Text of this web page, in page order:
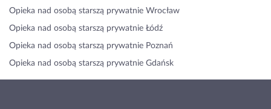
Opieka nad osobą starszą prywatnie Wrocław
Opieka nad osobą starszą prywatnie Łódź
Opieka nad osobą starszą prywatnie Poznań
Opieka nad osobą starszą prywatnie Gdańsk